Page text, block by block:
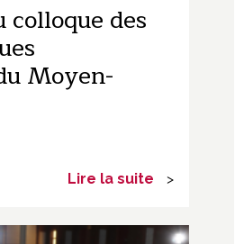
colloque des
Moyen-
Lire la suite >